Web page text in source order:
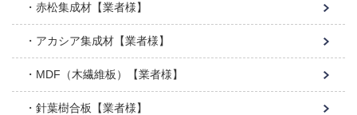
赤松集成材【業者様】
アカシア集成材【業者様】
MDF（木繊維板）【業者様】
針葉樹合板【業者様】